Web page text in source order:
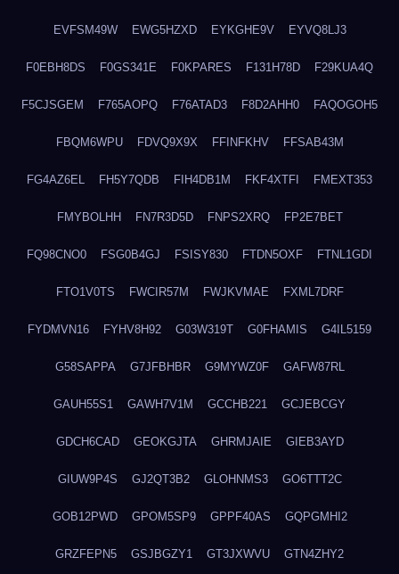
EVFSM49W EWG5HZXD EYKGHE9V EYVQ8LJ3
F0EBH8DS F0GS341E F0KPARES F131H78D F29KUA4Q
F5CJSGEM F765AOPQ F76ATAD3 F8D2AHH0 FAQOGOH5
FBQM6WPU FDVQ9X9X FFINFKHV FFSAB43M
FG4AZ6EL FH5Y7QDB FIH4DB1M FKF4XTFI FMEXT353
FMYBOLHH FN7R3D5D FNPS2XRQ FP2E7BET
FQ98CNO0 FSG0B4GJ FSISY830 FTDN5OXF FTNL1GDI
FTO1V0TS FWCIR57M FWJKVMAE FXML7DRF
FYDMVN16 FYHV8H92 G03W319T G0FHAMIS G4IL5159
G58SAPPA G7JFBHBR G9MYWZ0F GAFW87RL
GAUH55S1 GAWH7V1M GCCHB221 GCJEBCGY
GDCH6CAD GEOKGJTA GHRMJAIE GIEB3AYD
GIUW9P4S GJ2QT3B2 GLOHNMS3 GO6TTT2C
GOB12PWD GPOM5SP9 GPPF40AS GQPGMHI2
GRZFEPN5 GSJBGZY1 GT3JXWVU GTN4ZHY2